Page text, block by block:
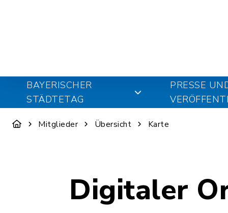
BAYERISCHER
STÄDTETAG
PRESSE
Mitglieder Übersicht Karte
Digitaler